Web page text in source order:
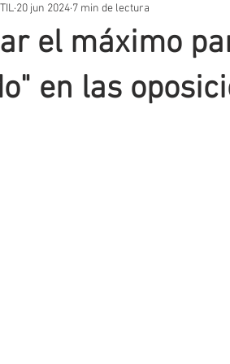
PRÁCTICOS TEMARIOS
EDUCATIVA SITUACIONES DE
el máximo
en las
20 jun 2024 7 min de lectura